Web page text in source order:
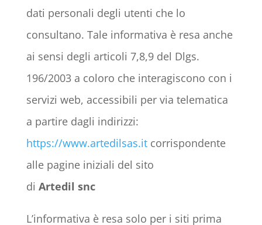
dati personali degli utenti che lo
consultano. Tale informativa è resa anche
ai sensi degli articoli 7,8,9 del Dlgs.
196/2003 a coloro che interagiscono con i
servizi web, accessibili per via telematica
a partire dagli indirizzi:
https://www.artedilsas.itcorrispondente
alle pagine iniziali del sito
di Artedil snc
L’informativa è resa solo per i siti prima